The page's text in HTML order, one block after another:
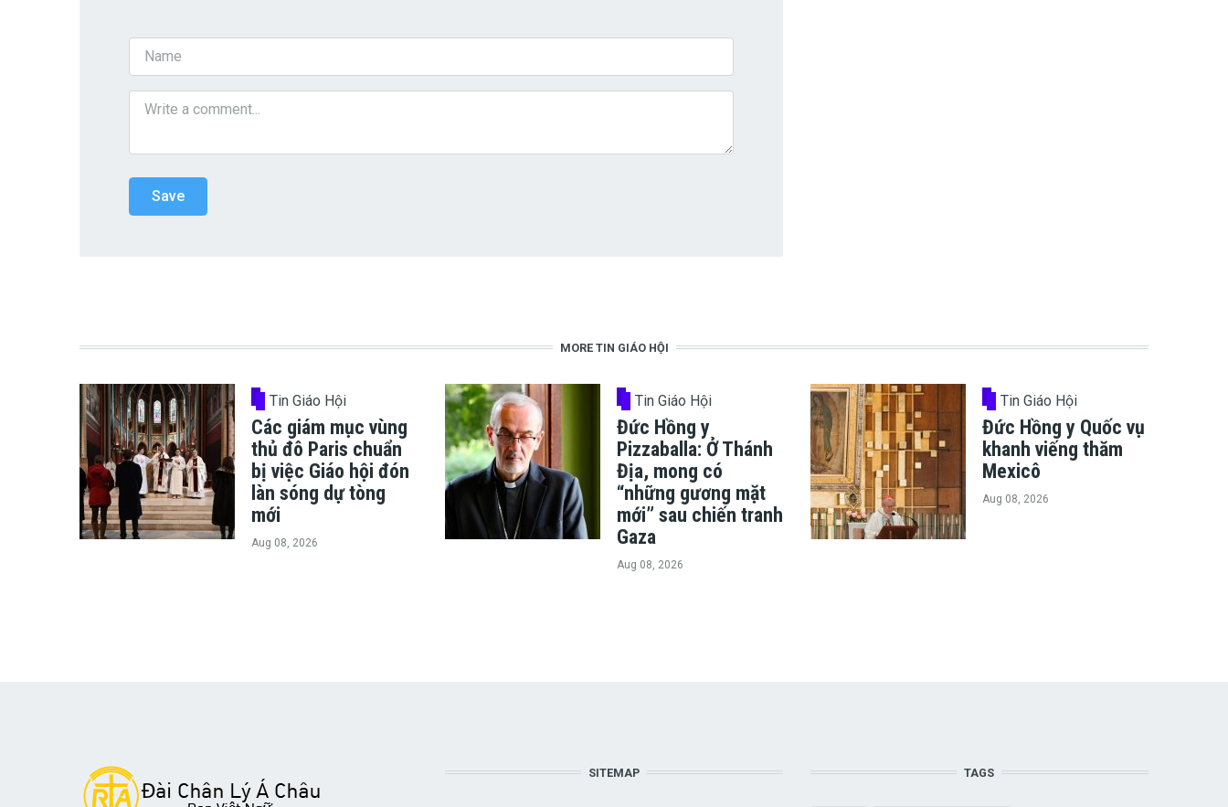
MORE TIN GIÁO HỘI
Tin Giáo Hội
Các giám mục vùng
thủ đô Paris chuẩn
bị việc Giáo hội đón
làn sóng dự tòng
mới
Aug 08, 2026
Tin Giáo Hội
Đức Hồng y
Pizzaballa: Ở Thánh
Địa, mong có
“những gương mặt
mới” sau chiến tranh
Gaza
Aug 08, 2026
Tin Giáo Hội
Đức Hồng y Quốc vụ
khanh viếng thăm
Mexicô
Aug 08, 2026
SITEMAP TAGS